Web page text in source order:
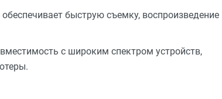
быструю съемку, воспроизведение
с широким спектром устройств,